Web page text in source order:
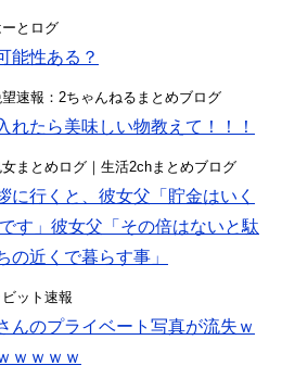
とログ
能性ある？
速報：2ちゃんねるまとめブログ
れたら美味しい物教えて！！！
まとめログ｜生活2chまとめブログ
に行くと、彼女父「貯金はいく
す」彼女父「その倍はないと駄
の近くで暮らす事」
ット速報
んのプライベート写真が流失ｗ
ｗｗｗｗ